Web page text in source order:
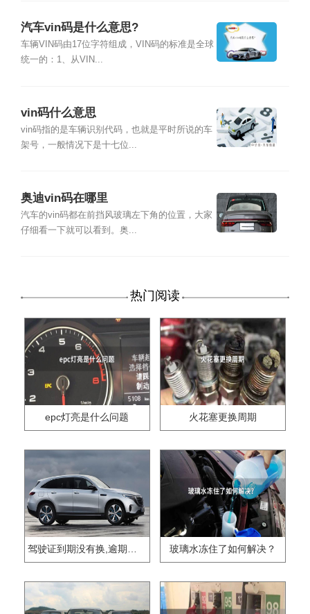
汽车vin码是什么意思?
车辆VIN码由17位字符组成，VIN码的标准是全球
统一的：1、从VIN...
vin码什么意思
vin码指的是车辆识别代码，也就是平时所说的车
架号，一般情况下是十七位...
奥迪vin码在哪里
汽车的vin码都在前挡风玻璃左下角的位置，大家
仔细看一下就可以看到。奥...
热门阅读
epc灯亮是什么问题 火花塞更换周期
驾驶证到期没有换,逾期怎么办?? 玻璃水冻住了如何解决？